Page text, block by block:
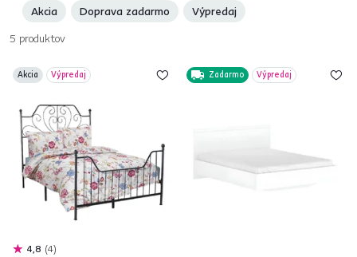
Akcia
Doprava zadarmo Výpredaj
5 produktov
Akcia Výpredaj
4,8 4
Zadarmo Výpredaj